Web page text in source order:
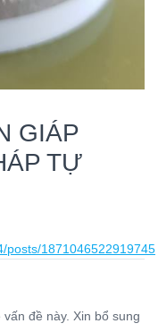
GIÁP
TỰ
posts/1871046522919745
đề này. Xin bổ sung